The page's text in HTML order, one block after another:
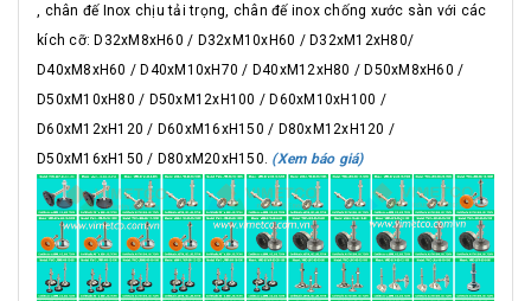
, chân đế Inox chịu tải trọng, chân đế inox chống xước sàn với các
kích cỡ: D32xM8xH60 / D32xM10xH60 / D32xM12xH80/
D40xM8xH60 / D40xM10xH70 / D40xM12xH80 / D50xM8xH60 /
D50xM10xH80 / D50xM12xH100 / D60xM10xH100 /
D60xM12xH120 / D60xM16xH150 / D80xM12xH120 /
D50xM16xH150 / D80xM20xH150. (Xem báo giá)